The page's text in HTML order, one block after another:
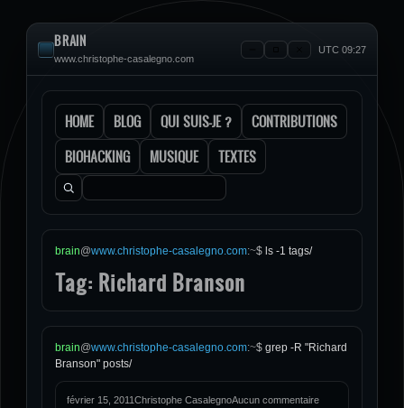
BRAIN
www.christophe-casalegno.com
UTC 09:27
HOME BLOG QUI SUIS-JE ?
CONTRIBUTIONS
BIOHACKING
MUSIQUE TEXTES
Rechercher :
brain@www.christophe-casalegno.com:~$ ls -1 tags/
Tag: Richard Branson
brain@www.christophe-casalegno.com:~$ grep -R "Richard
Branson" posts/
février 15, 2011Christophe CasalegnoAucun commentaire